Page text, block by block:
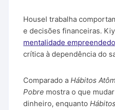
Housel trabalha
e decisões financeiras.
mentalidade
crítica à dependência do
Comparado aHábitos
Pobre mostra o que
dinheiro, enquanto